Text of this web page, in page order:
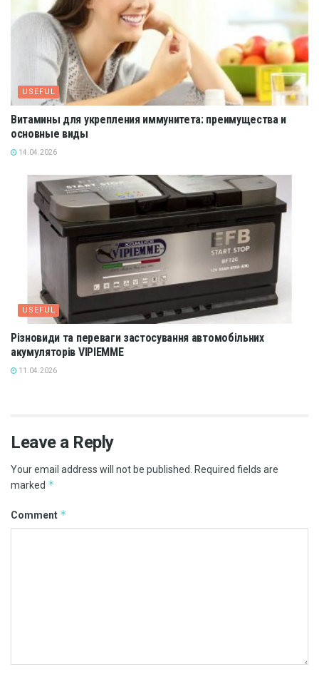
USEFUL
Витамины для укрепления иммунитета: преимущества и
основные виды
14.04.2026
USEFUL
Різновиди та переваги застосування автомобільних
акумуляторів VIPIEMME
11.04.2026
Leave a Reply
Your email address will not be published. Required fields are
marked *
Comment *